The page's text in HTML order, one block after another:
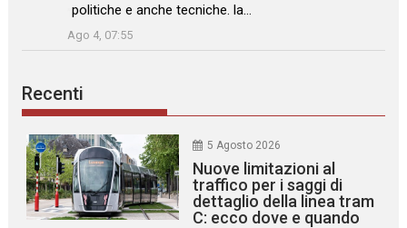
politiche e anche tecniche. la…
”
Ago 4, 07:55
Recenti
5 Agosto 2026
Nuove limitazioni al
traffico per i saggi di
dettaglio della linea tram
C: ecco dove e quando